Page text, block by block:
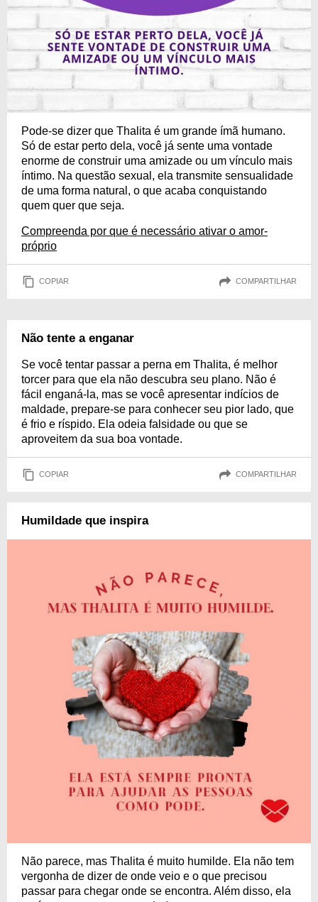
Pode-se dizer que Thalita é um grande ímã humano.
Só de estar perto dela, você já sente uma vontade
enorme de construir uma amizade ou um vínculo mais
íntimo. Na questão sexual, ela transmite sensualidade
de uma forma natural, o que acaba conquistando
quem quer que seja.
Compreenda por que é necessário ativar o amor-
próprio
COPIAR COMPARTILHAR
Não tente a enganar
Se você tentar passar a perna em Thalita, é melhor
torcer para que ela não descubra seu plano. Não é
fácil enganá-la, mas se você apresentar indícios de
maldade, prepare-se para conhecer seu pior lado, que
é frio e ríspido. Ela odeia falsidade ou que se
aproveitem da sua boa vontade.
COPIAR COMPARTILHAR
Humildade que inspira
Não parece, mas Thalita é muito humilde. Ela não tem
vergonha de dizer de onde veio e o que precisou
passar para chegar onde se encontra. Além disso, ela